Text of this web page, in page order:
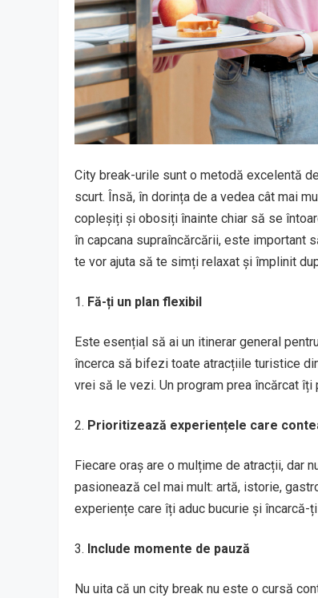
City break-urile sunt o metodă excelentă
scurt. Însă, în dorința de a vedea cât mai
copleșiți și obosiți înainte chiar să se
în capcana supraîncărcării, este important
te vor ajuta să te simți relaxat și împlinit
Fă-ți un plan flexibil
Este esențial să ai un itinerar general
încerca să bifezi toate atracțiile turistice
vrei să le vezi. Un program prea încărcat
Prioritizează experiențele care
Fiecare oraș are o mulțime de atracții, dar
pasionează cel mai mult: artă, istorie,
experiențe care îți aduc bucurie și
Include momente de pauză
Nu uita că un city break nu este o cursă